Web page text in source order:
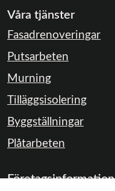
Våra tjänster
Fasadrenoveringar
Putsarbeten
Murning
Tilläggsisolering
Byggställningar
Plåtarbeten
Företagsinformation